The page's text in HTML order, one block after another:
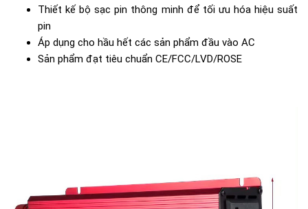
Thiết kế bộ sạc pin thông minh để tối ưu hóa hiệu suất
pin
Áp dụng cho hầu hết các sản phẩm đầu vào AC
Sản phẩm đạt tiêu chuẩn CE/FCC/LVD/ROSE